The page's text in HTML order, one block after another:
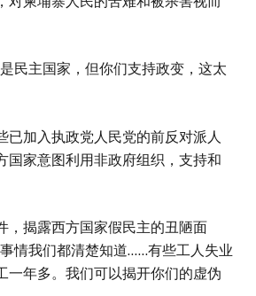
民主国家，但你们支持政变，这太
已加入执政党人民党的前反对派人
国家意图利用非政府组织，支持和
，揭露西方国家假民主的丑陋面
情我们都清楚知道……有些工人失业
一年多。我们可以揭开你们的虚伪